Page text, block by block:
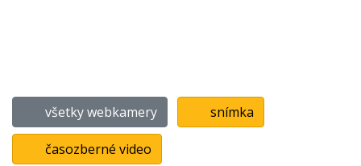
všetky webkamery snímka
časozberné video